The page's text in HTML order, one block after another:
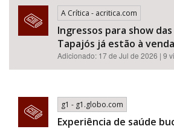
A Crítica - acritica.com
Ingressos para show
Tapajós já estão à venda
Adicionado: 17 de Jul de 2026 | 9
g1 - g1.globo.com
Experiência de saúde